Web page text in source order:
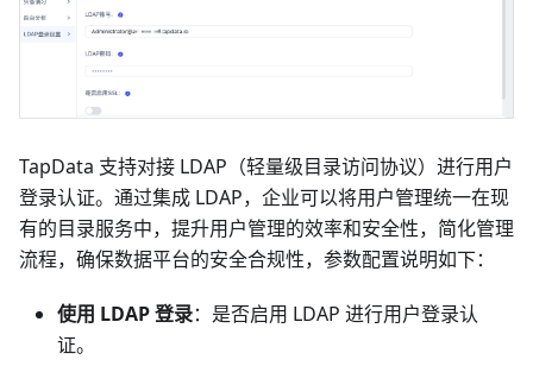
TapData 支持对接 LDAP（轻量级目录访问协议）进行用户
登录认证。通过集成 LDAP，企业可以将用户管理统一在现
有的目录服务中，提升用户管理的效率和安全性，简化管理
流程，确保数据平台的安全合规性，参数配置说明如下：
使用 LDAP 登录：是否启用 LDAP 进行用户登录认
证。